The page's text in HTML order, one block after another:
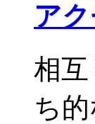
ア
相
ち